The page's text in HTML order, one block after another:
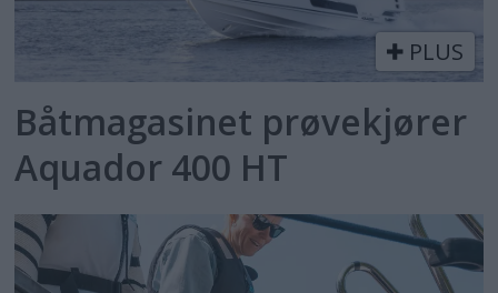
PLUS
Båtmagasinet prøvekjører
Aquador 400 HT